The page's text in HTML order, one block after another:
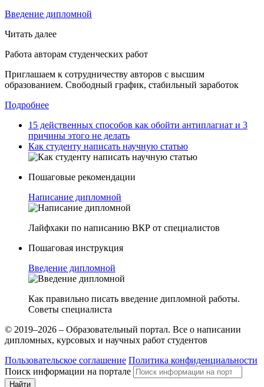
пустым.
Введение дипломной
Читать далее
Работа авторам студенческих работ
Приглашаем к сотрудничеству авторов с высшим
образованием. Свободный график, стабильный заработок
Подробнее
15 действенных способов как обойти антиплагиат и 3
причины этого не делать
Как студенту написать научную статью
Пошаговые рекомендации
Написание дипломной
Лайфхаки по написанию ВКР от специалистов
Пошаговая инструкция
Введение дипломной
Как правильно писать введение дипломной работы.
Советы специалиста
© 2019–2026 – Образовательный портал. Все о написании
дипломных, курсовых и научных работ студентов
Пользовательское соглашение Политика конфиденциальности
Поиск информации на портале
Найти